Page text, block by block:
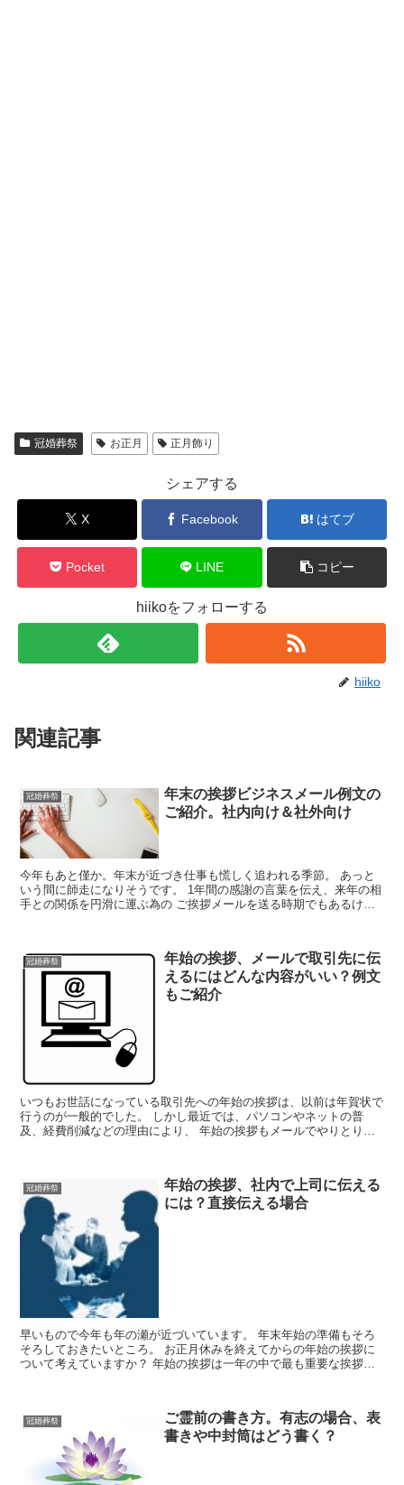
冠婚葬祭 お正月 正月飾り
シェアする
X Facebook はてブ
Pocket LINE コピー
hiikoをフォローする
hiiko
関連記事
冠婚葬祭
年末の挨拶ビジネスメール例文の
ご紹介。社内向け＆社外向け
今年もあと僅か。年末が近づき仕事も慌しく追われる季節。 あっと
いう間に師走になりそうです。 1年間の感謝の言葉を伝え、来年の相
手との関係を円滑に運ぶ為の ご挨拶メールを送る時期でもあるけれ
冠婚葬祭
年始の挨拶、メールで取引先に伝
えるにはどんな内容がいい？例文
もご紹介
いつもお世話になっている取引先への年始の挨拶は、以前は年賀状で
行うのが一般的でした。 しかし最近では、パソコンやネットの普
及、経費削減などの理由により、 年始の挨拶もメールでやりとりす
冠婚葬祭
年始の挨拶、社内で上司に伝える
には？直接伝える場合
早いもので今年も年の瀬が近づいています。 年末年始の準備もそろ
そろしておきたいところ。 お正月休みを終えてからの年始の挨拶に
ついて考えていますか？ 年始の挨拶は一年の中で最も重要な挨拶。
冠婚葬祭
ご霊前の書き方。有志の場合、表
書きや中封筒はどう書く？